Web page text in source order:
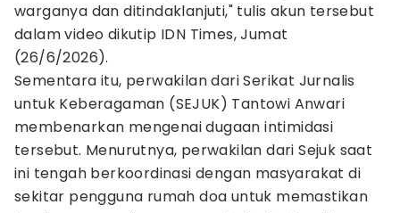
warganya dan ditindaklanjuti," tulis akun tersebut
dalam video dikutip IDN Times, Jumat
(26/6/2026).
Sementara itu, perwakilan dari Serikat Jurnalis
untuk Keberagaman (SEJUK) Tantowi Anwari
membenarkan mengenai dugaan intimidasi
tersebut. Menurutnya, perwakilan dari Sejuk saat
ini tengah berkoordinasi dengan masyarakat di
sekitar pengguna rumah doa untuk memastikan